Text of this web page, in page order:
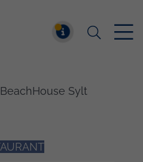
Suchen
BeachHouse Sylt